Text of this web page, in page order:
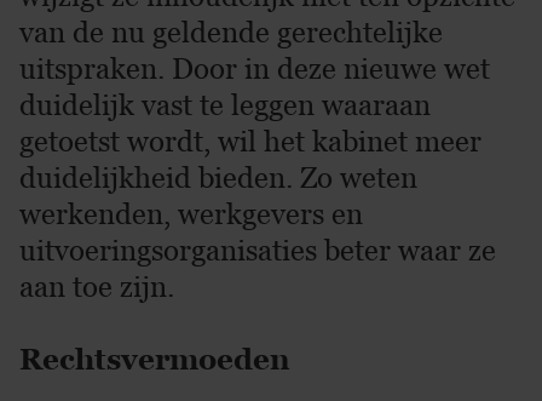
van de nu geldende gerechtelijke
uitspraken. Door in deze nieuwe wet
duidelijk vast te leggen waaraan
getoetst wordt, wil het kabinet meer
duidelijkheid bieden. Zo weten
werkenden, werkgevers en
uitvoeringsorganisaties beter waar ze
aan toe zijn.
Rechtsvermoeden